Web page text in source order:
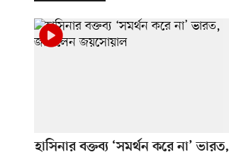
হাসিনার বক্তব্য ‘সমর্থন করে না’ ভারত,